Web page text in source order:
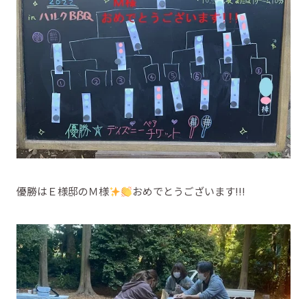
優勝はＥ様邸のＭ様 おめでとうございます!!!